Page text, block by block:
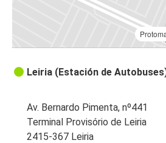
Leiria (Estación de
Av. Bernardo Pimenta, nº441
Terminal Provisório de Leiria
2415-367 Leiria